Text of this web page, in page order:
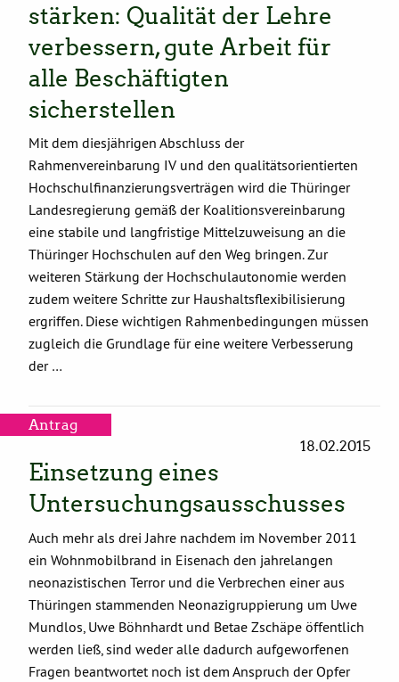
stärken: Qualität der Lehre
verbessern, gute Arbeit für
alle Beschäftigten
sicherstellen
Mit dem diesjährigen Abschluss der
Rahmenvereinbarung IV und den qualitätsorientierten
Hochschulfinanzierungsverträgen wird die Thüringer
Landesregierung gemäß der Koalitionsvereinbarung
eine stabile und langfristige Mittelzuweisung an die
Thüringer Hochschulen auf den Weg bringen. Zur
weiteren Stärkung der Hochschulautonomie werden
zudem weitere Schritte zur Haushaltsflexibilisierung
ergriffen. Diese wichtigen Rahmenbedingungen müssen
zugleich die Grundlage für eine weitere Verbesserung
der …
Antrag
18.02.2015
Einsetzung eines
Untersuchungsausschusses
Auch mehr als drei Jahre nachdem im November 2011
ein Wohnmobilbrand in Eisenach den jahrelangen
neonazistischen Terror und die Verbrechen einer aus
Thüringen stammenden Neonazigruppierung um Uwe
Mundlos, Uwe Böhnhardt und Betae Zschäpe öffentlich
werden ließ, sind weder alle dadurch aufgeworfenen
Fragen beantwortet noch ist dem Anspruch der Opfer